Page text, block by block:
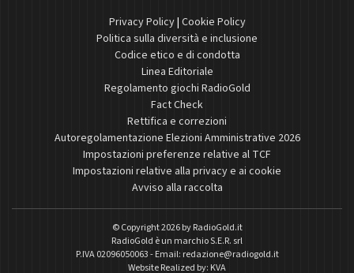
Privacy Policy| Cookie Policy
Politica sulla diversità e inclusione
Codice etico e di condotta
Linea Editoriale
Regolamento giochi RadioGold
Fact Check
Rettifica e correzioni
Autoregolamentazione Elezioni Amministrative 2026
Impostazioni preferenze relative al TCF
Impostazioni relative alla privacy e ai cookie
Avviso alla raccolta
© Copyright 2026 byRadioGold.it
RadioGold è un marchio S.E.R. srl
P.IVA 02096050063 - Email: redazione@radiogold.it
Website Realized by: KVA